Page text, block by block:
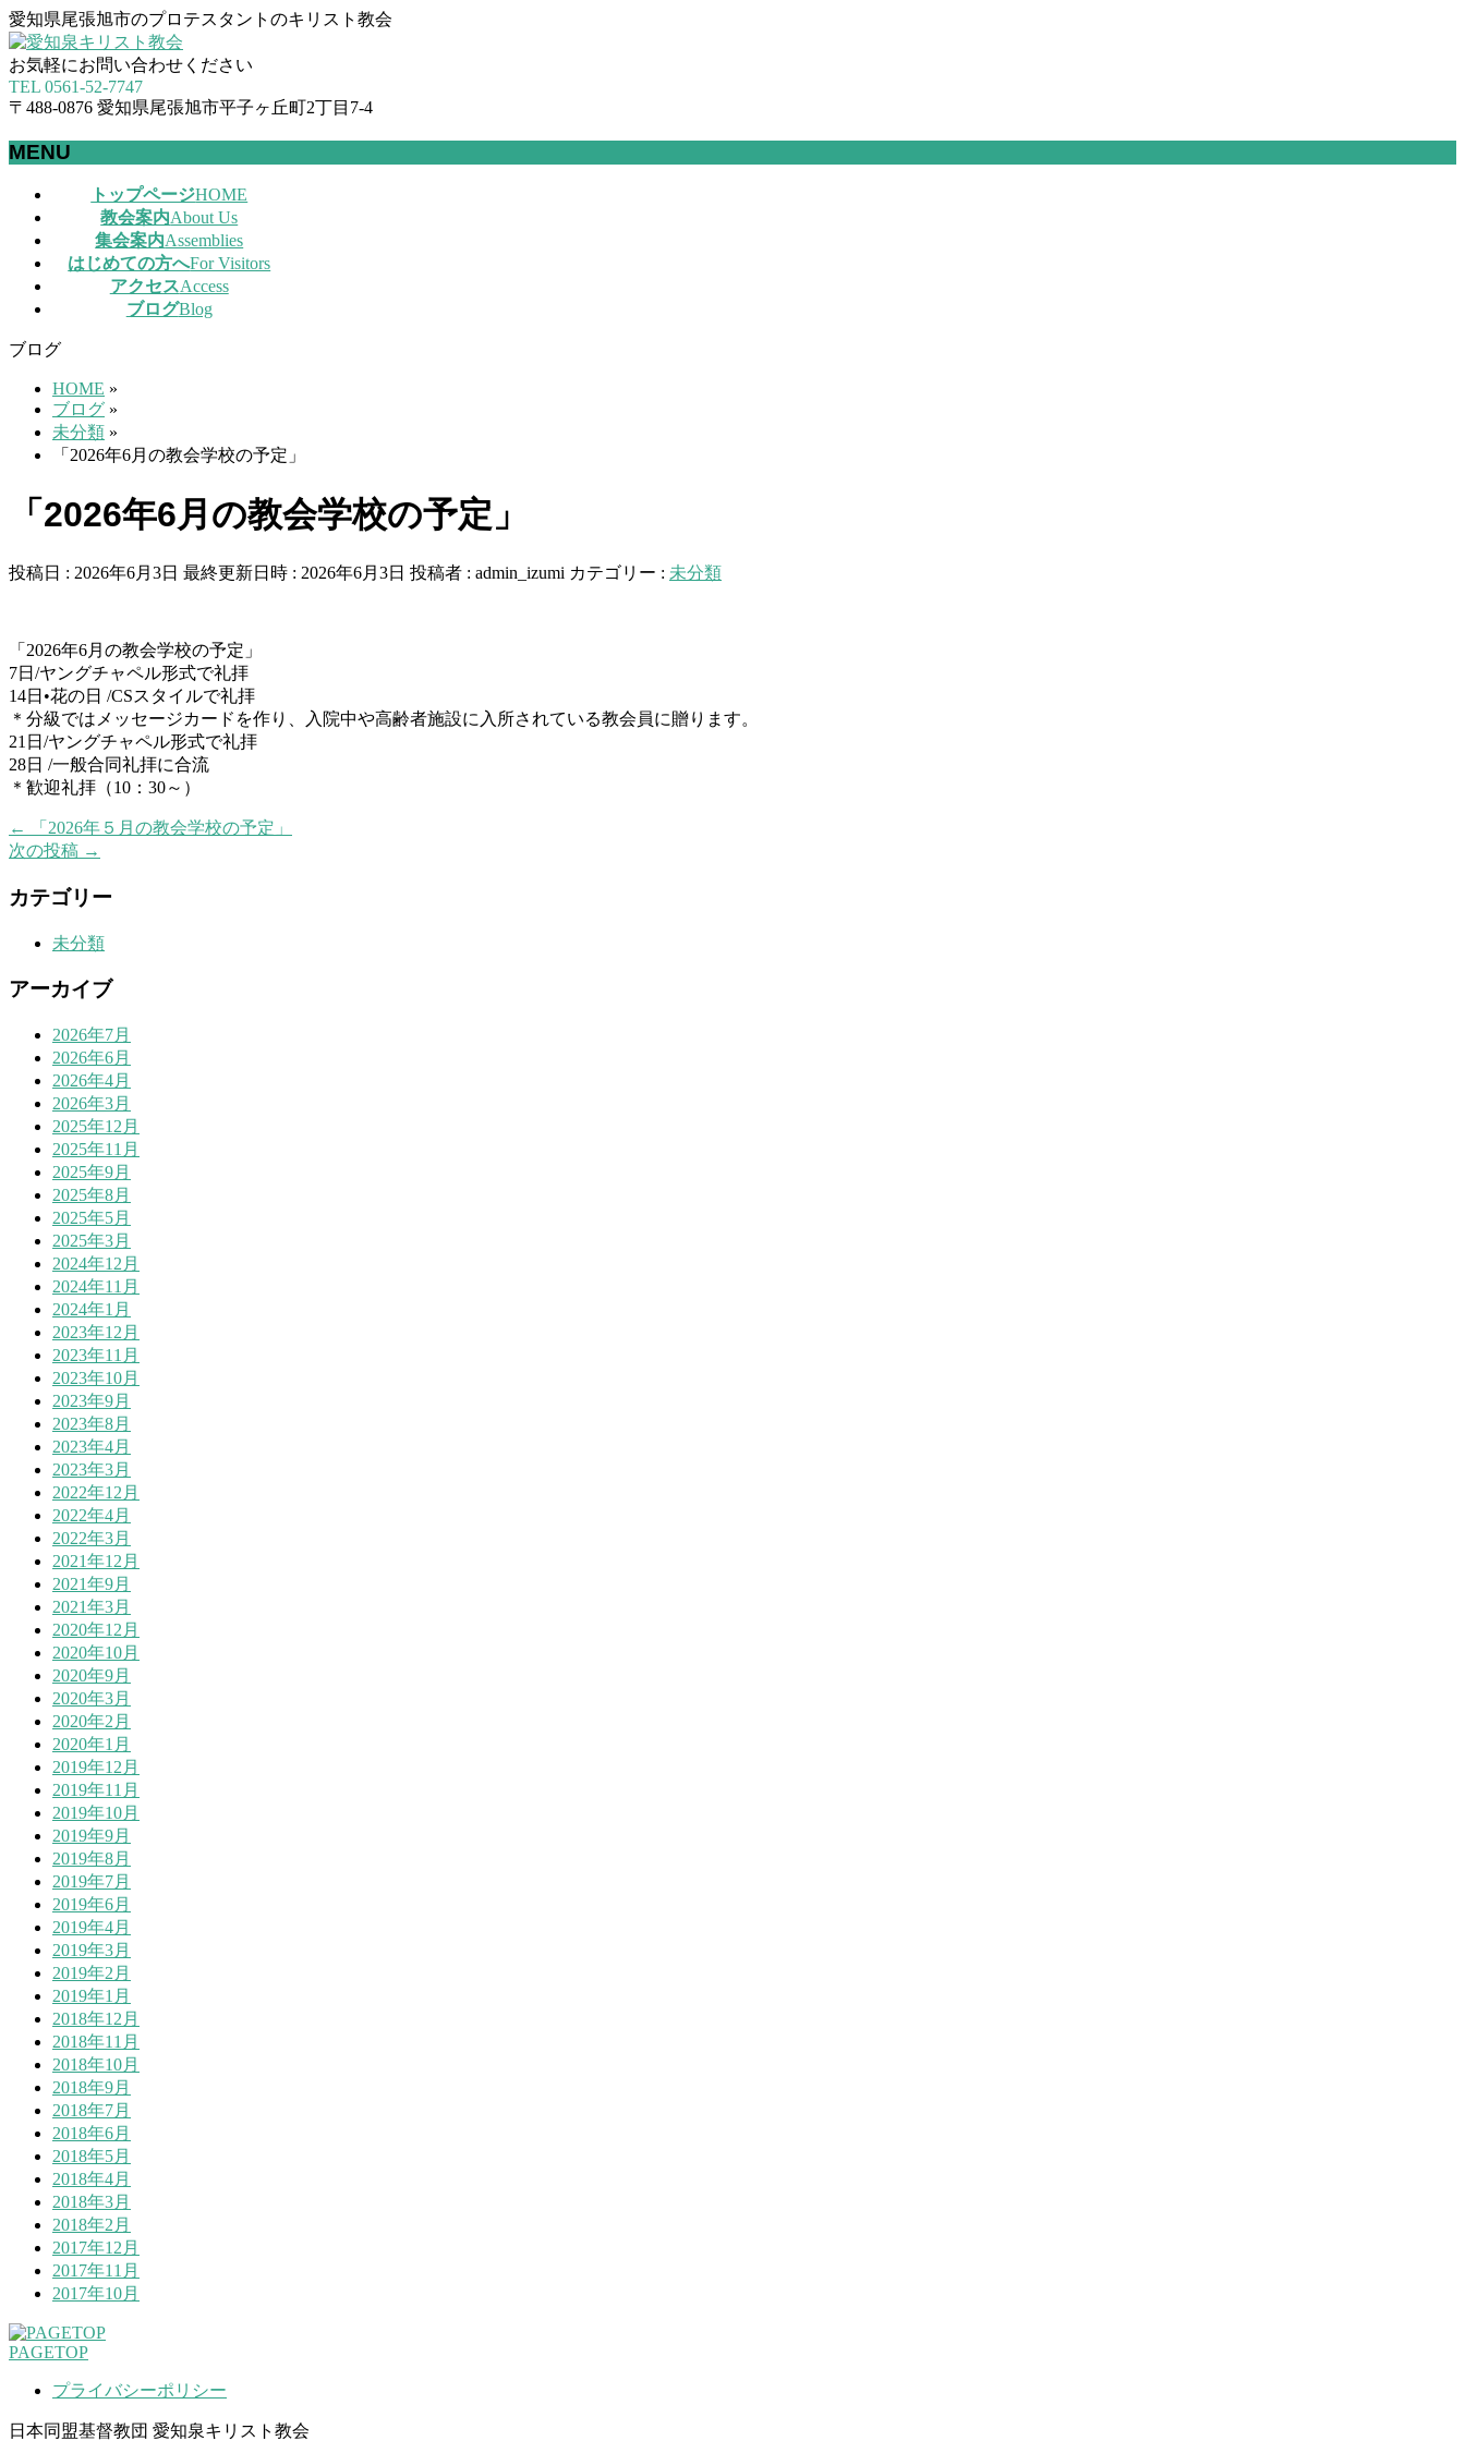
愛知県尾張旭市のプロテスタントのキリスト教会
お気軽にお問い合わせください
TEL 0561-52-7747
〒488-0876 愛知県尾張旭市平子ヶ丘町2丁目7-4
MENU
す
トップページHOME
教会案内About Us
集会案内Assemblies
はじめての方へFor Visitors
アクセスAccess
ブログBlog
ブログ
HOME »
ブログ »
未分類 »
「2026年6月の教会学校の予定」
「2026年6月の教会学校の予定」
投稿日 : 2026年6月3日 最終更新日時 : 2026年6月3日 投稿者 : admin_izumi カテゴリー : 未分類
「2026年6月の教会学校の予定」
7日/ヤングチャペル形式で礼拝
14日•花の日 /CSスタイルで礼拝
＊分級ではメッセージカードを作り、入院中や高齢者施設に入所されている教会員に贈ります。
21日/ヤングチャペル形式で礼拝
28日 /一般合同礼拝に合流
＊歓迎礼拝（10：30～）
←
「2026年５月の教会学校の予定」
次の投稿 →
カテゴリー
未分類
アーカイブ
2026年7月
2026年6月
2026年4月
2026年3月
2025年12月
2025年11月
2025年9月
2025年8月
2025年5月
2025年3月
2024年12月
2024年11月
2024年1月
2023年12月
2023年11月
2023年10月
2023年9月
2023年8月
2023年4月
2023年3月
2022年12月
2022年4月
2022年3月
2021年12月
2021年9月
2021年3月
2020年12月
2020年10月
2020年9月
2020年3月
2020年2月
2020年1月
2019年12月
2019年11月
2019年10月
2019年9月
2019年8月
2019年7月
2019年6月
2019年4月
2019年3月
2019年2月
2019年1月
2018年12月
2018年11月
2018年10月
2018年9月
2018年7月
2018年6月
2018年5月
2018年4月
2018年3月
2018年2月
2017年12月
2017年11月
2017年10月
PAGETOP
プライバシーポリシー
日本同盟基督教団 愛知泉キリスト教会